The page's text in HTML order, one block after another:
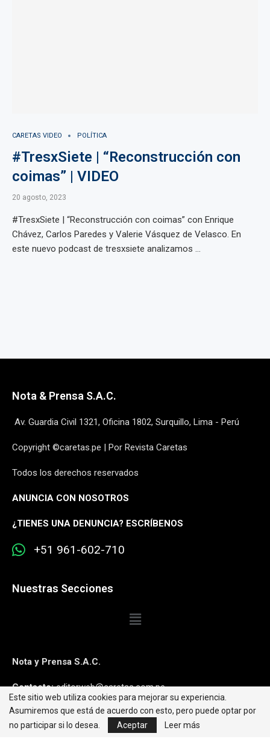
CARETAS VIDEO POLÍTICA
#TresxSiete | “Reconstrucción con
coimas” | VIDEO
20 agosto, 2023
#TresxSiete | “Reconstrucción con coimas” con Enrique
Chávez, Carlos Paredes y Valerie Vásquez de Velasco. En
este nuevo podcast de tresxsiete analizamos ...
Nota & Prensa S.A.C.
Av. Guardia Civil 1321, Oficina 1802, Surquillo, Lima - Perú
Copyright ©caretas.pe | Por Revista Caretas
Todos los derechos reservados
ANUNCIA CON NOSOTROS
¿TIENES UNA DENUNCIA? ESCRÍBENOS
+51 961-602-710
Nuestras Secciones
Nota y Prensa S.A.C.
Contacto:editorweb@caretas.com.pe
Síguenos:
Este sitio web utiliza cookies para mejorar su experiencia.
Asumiremos que está de acuerdo con esto, pero puede optar por
no participar si lo desea.
Aceptar Leer más